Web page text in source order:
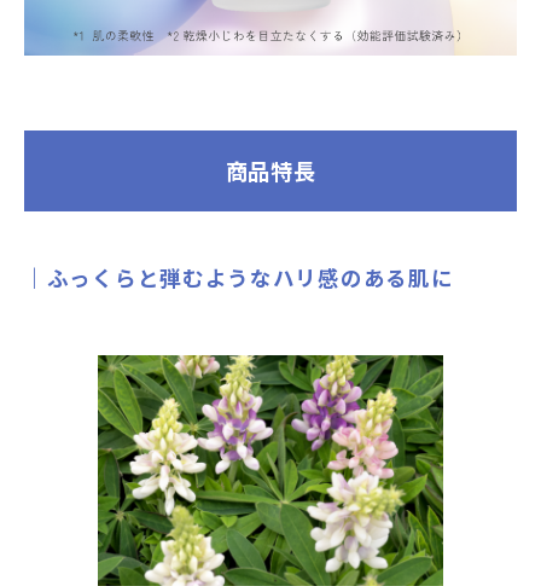
商品特長
ふっくらと弾むようなハリ感のある肌に